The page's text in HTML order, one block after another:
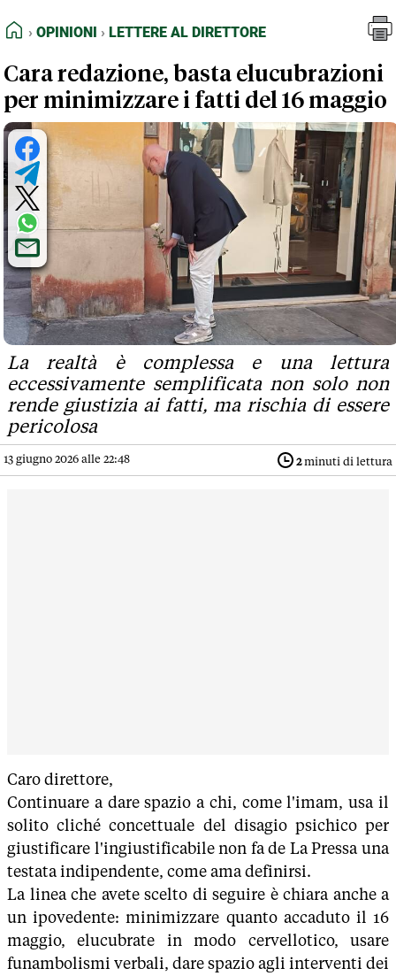
FEED RSS
NORMATIVE DEONTOLOGICHE
TERMINI e CONDIZIONI
Opinioni
Lettere al Direttore
HOME
OPINIONI LETTERE AL DIRETTORE
Cara redazione, basta elucubrazioni
per minimizzare i fatti del 16 maggio
La realtà è complessa e una lettura
eccessivamente semplificata non solo non
rende giustizia ai fatti, ma rischia di essere
pericolosa
13 giugno 2026 alle 22:48 2minuti di lettura
Caro direttore,
Continuare a dare spazio a chi, come l'imam, usa il
solito cliché concettuale del disagio psichico per
giustificare l'ingiustificabile non fa de La Pressa una
testata indipendente, come ama definirsi.
La linea che avete scelto di seguire è chiara anche a
un ipovedente: minimizzare quanto accaduto il 16
maggio, elucubrate in modo cervellotico, usare
funambolismi verbali, dare spazio agli interventi dei